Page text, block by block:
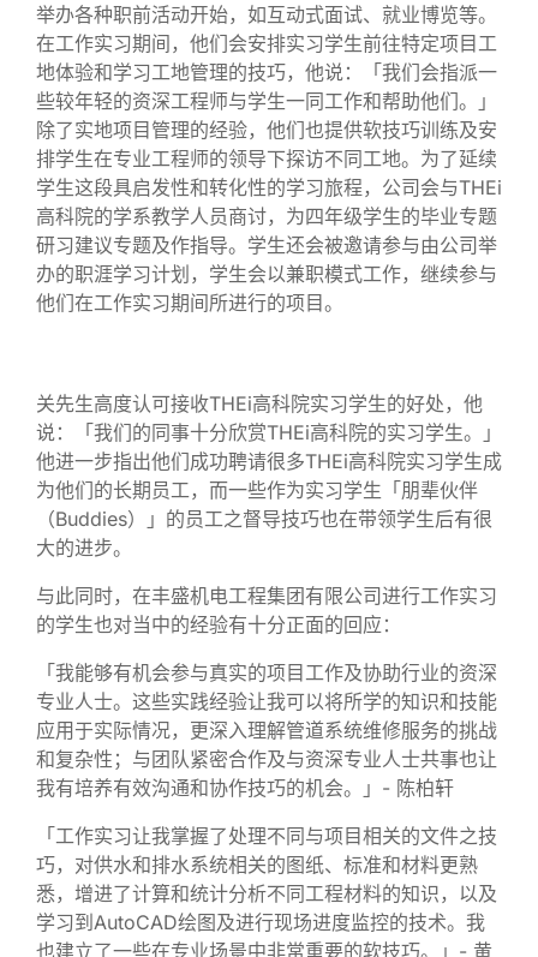
举办各种职前活动开始，如互动式面试、就业博览等。
在工作实习期间，他们会安排实习学生前往特定项目工
地体验和学习工地管理的技巧，他说：「我们会指派一
些较年轻的资深工程师与学生一同工作和帮助他们。」
除了实地项目管理的经验，他们也提供软技巧训练及安
排学生在专业工程师的领导下探访不同工地。为了延续
学生这段具启发性和转化性的学习旅程，公司会与THEi
高科院的学系教学人员商讨，为四年级学生的毕业专题
研习建议专题及作指导。学生还会被邀请参与由公司举
办的职涯学习计划，学生会以兼职模式工作，继续参与
他们在工作实习期间所进行的项目。
关先生高度认可接收THEi高科院实习学生的好处，他
说：「我们的同事十分欣赏THEi高科院的实习学生。」
他进一步指出他们成功聘请很多THEi高科院实习学生成
为他们的长期员工，而一些作为实习学生「朋辈伙伴
（Buddies）」的员工之督导技巧也在带领学生后有很
大的进步。
与此同时，在丰盛机电工程集团有限公司进行工作实习
的学生也对当中的经验有十分正面的回应：
「我能够有机会参与真实的项目工作及协助行业的资深
专业人士。这些实践经验让我可以将所学的知识和技能
应用于实际情况，更深入理解管道系统维修服务的挑战
和复杂性；与团队紧密合作及与资深专业人士共事也让
我有培养有效沟通和协作技巧的机会。」- 陈柏轩
「工作实习让我掌握了处理不同与项目相关的文件之技
巧，对供水和排水系统相关的图纸、标准和材料更熟
悉，增进了计算和统计分析不同工程材料的知识，以及
学习到AutoCAD绘图及进行现场进度监控的技术。我
也建立了一些在专业场景中非常重要的软技巧。」- 黄